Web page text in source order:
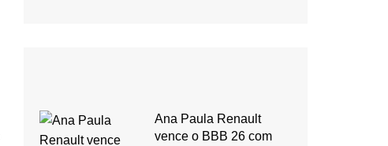
Ana Paula Renault
vence o BBB 26 com